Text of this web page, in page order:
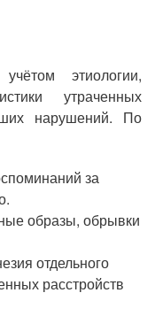
этиологии,
утраченных
нарушений. По
за
образы, обрывки
отдельного
расстройств